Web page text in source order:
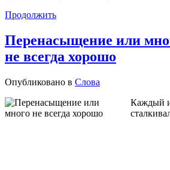
Продолжить
Перенасыщение или
не всегда хорошо
Опубликовано в Слова
Каждый